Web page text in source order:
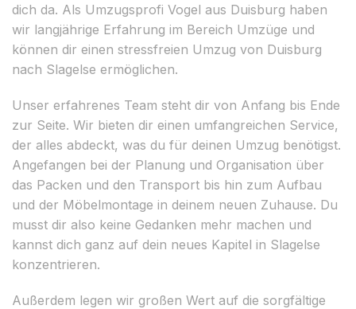
dich da. Als Umzugsprofi Vogel aus Duisburg haben
wir langjährige Erfahrung im Bereich Umzüge und
können dir einen stressfreien Umzug von Duisburg
nach Slagelse ermöglichen.
Unser erfahrenes Team steht dir von Anfang bis Ende
zur Seite. Wir bieten dir einen umfangreichen Service,
der alles abdeckt, was du für deinen Umzug benötigst.
Angefangen bei der Planung und Organisation über
das Packen und den Transport bis hin zum Aufbau
und der Möbelmontage in deinem neuen Zuhause. Du
musst dir also keine Gedanken mehr machen und
kannst dich ganz auf dein neues Kapitel in Slagelse
konzentrieren.
Außerdem legen wir großen Wert auf die sorgfältige